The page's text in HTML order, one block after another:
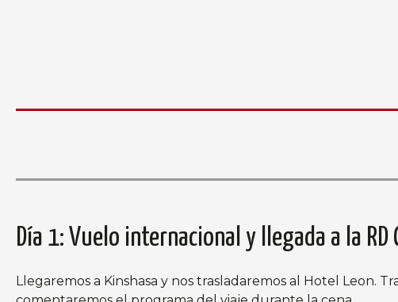
Día 1: Vuelo internacional y llegada a la RD
Llegaremos a Kinshasa y nos trasladaremos al Hotel Leon.